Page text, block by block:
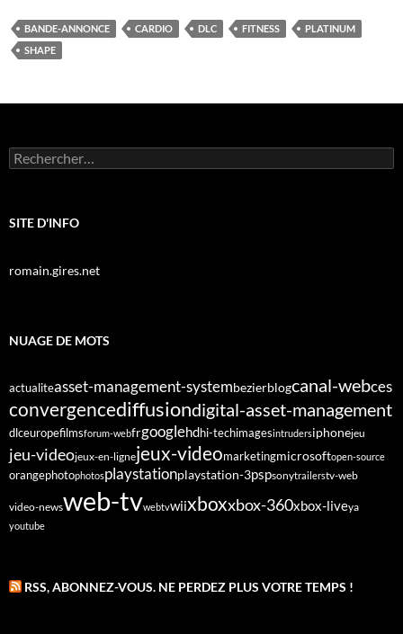
BANDE-ANNONCE CARDIO DLC FITNESS
PLATINUM
SHAPE
Rechercher :
SITE D'INFO
romain.gires.net
NUAGE DE MOTS
actualiteasset-management-systembezierblogcanal-webces
convergencediffusiondigital-asset-management
dlceuropefilmsforum-webfrgooglehdhi-techimagesintrudersiphonejeu
jeu-videojeux-en-lignejeux-videomarketingmicrosoftopen-source
orangephotophotosplaystationplaystation-3pspsonytrailerstv-web
video-newsweb-tvwebtvwiixboxxbox-360xbox-liveya
youtube
RSS, ABONNEZ-VOUS. NE PERDEZ PLUS VOTRE TEMPS !